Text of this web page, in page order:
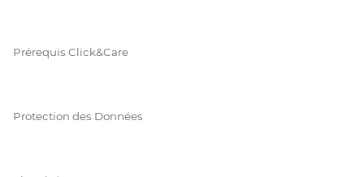
Prérequis Click&Care
Protection des Données